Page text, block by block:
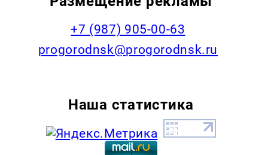
+7 (987) 905-00-63
progorodnsk@progorodnsk.ru
Наша статистика